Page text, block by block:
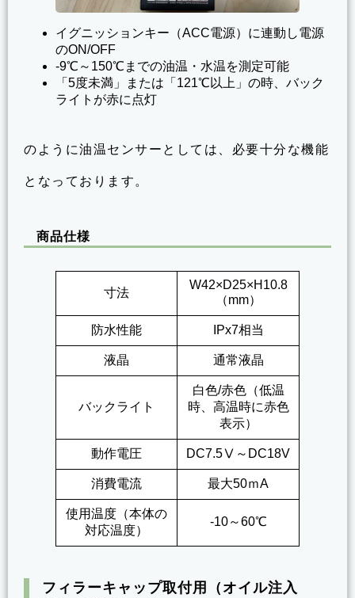
イグニッションキー（ACC電源）に連動し電源
のON/OFF
-9℃～150℃までの油温・水温を測定可能
「5度未満」または「121℃以上」の時、バック
ライトが赤に点灯
のように油温センサーとしては、必要十分な機能
となっております。
商品仕様
寸法
W42×D25×H10.8
（mm）
防水性能 IPx7相当
液晶 通常液晶
バックライト
白色/赤色（低温
時、高温時に赤色
表示）
動作電圧 DC7.5Ⅴ～DC18V
消費電流 最大50ｍA
使用温度（本体の
対応温度）
-10～60℃
フィラーキャップ取付用（オイル注入